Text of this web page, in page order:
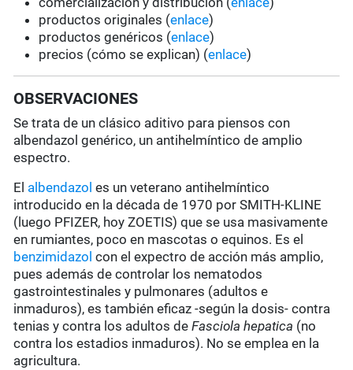
productos originales (enlace)
productos genéricos (enlace)
precios (cómo se explican) (enlace)
OBSERVACIONES
Se trata de un clásico aditivo para piensos con
albendazol genérico, un antihelmíntico de amplio
espectro.
El albendazol es un veterano antihelmíntico
introducido en la década de 1970 por SMITH-KLINE
(luego PFIZER, hoy ZOETIS) que se usa masivamente
en rumiantes, poco en mascotas o equinos. Es el
benzimidazol con el expectro de acción más amplio,
pues además de controlar los nematodos
gastrointestinales y pulmonares (adultos e
inmaduros), es también eficaz -según la dosis- contra
tenias y contra los adultos deFasciola hepatica (no
contra los estadios inmaduros). No se emplea en la
agricultura.